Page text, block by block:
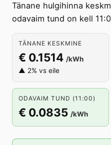
Tänane hulgihinna
odavaim tund on kell
TÄNANE KESKMINE
€ 0.1514 /kWh
▲ 2% vs eile
ODAVAIM TUND (11:00)
€ 0.0835 /kWh